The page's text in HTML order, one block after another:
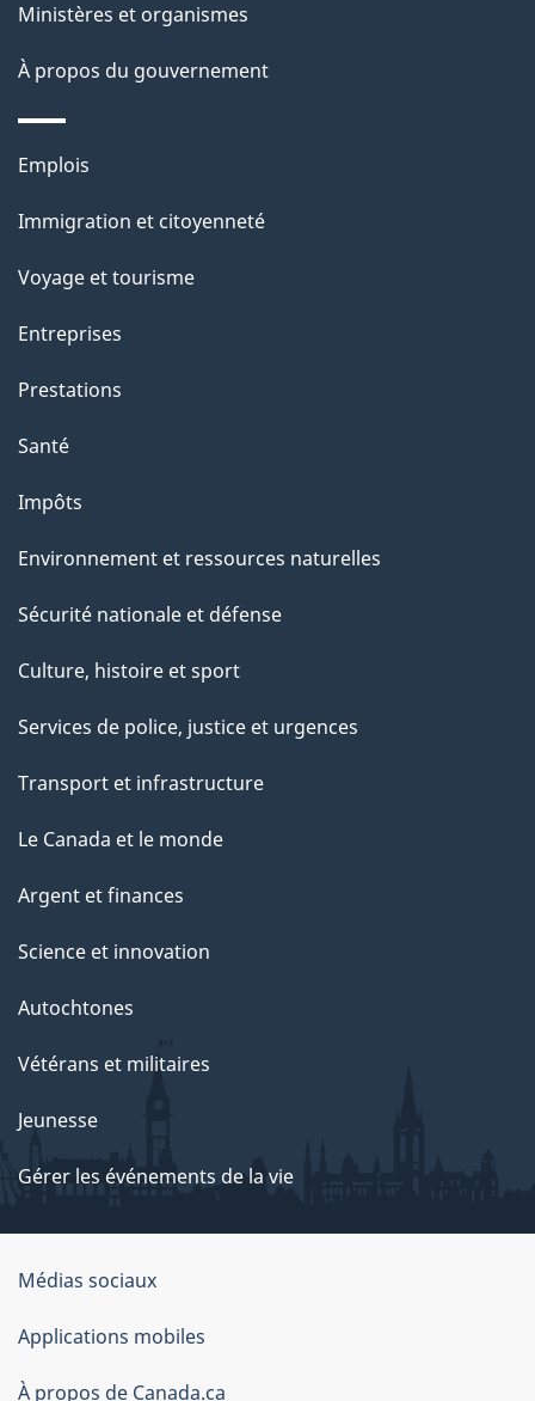
g
e
Ministères et organismes
À propos du gouvernement
Thèmes
sujets
Emplois
Immigration et citoyenneté
Voyage et tourisme
Entreprises
Prestations
Santé
Impôts
Environnement et ressources naturelles
Sécurité nationale et défense
Culture, histoire et sport
Services de police, justice et urgences
Transport et infrastructure
Le Canada et le monde
Argent et finances
Science et innovation
Autochtones
Vétérans et militaires
Jeunesse
Gérer les événements de la vie
Organisation
du
gouvernement
Médias sociaux
Applications mobiles
À propos de Canada.ca